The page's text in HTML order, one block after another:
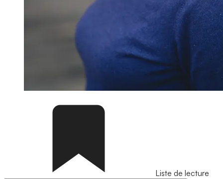
Liste de lecture